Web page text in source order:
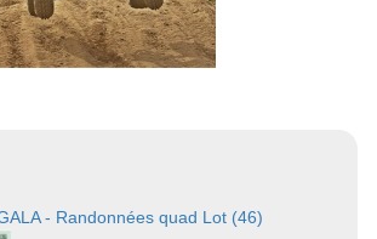
- Randonnées quad Lot (46)